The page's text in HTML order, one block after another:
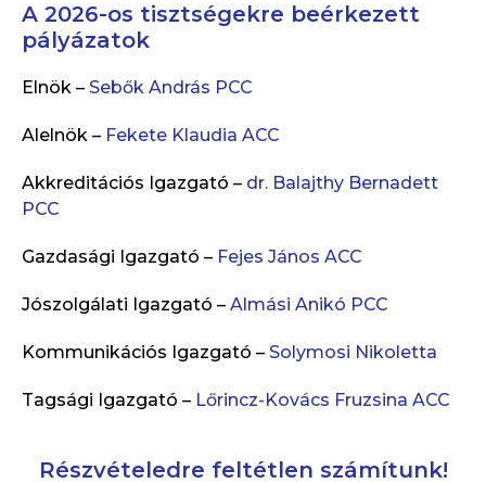
A 2026-os tisztségekre beérkezett
pályázatok
Elnök – Sebők András PCC
Alelnök – Fekete Klaudia ACC
Akkreditációs Igazgató – dr. Balajthy Bernadett
PCC
Gazdasági Igazgató – Fejes János ACC
Jószolgálati Igazgató – Almási Anikó PCC
Kommunikációs Igazgató – Solymosi Nikoletta
Tagsági Igazgató – Lőrincz-Kovács Fruzsina ACC
Részvételedre feltétlen számítunk!